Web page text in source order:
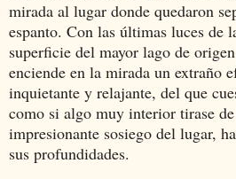
mirada al lugar donde quedaron
espanto. Con las últimas luces de
superficie del mayor lago de
enciende en la mirada un extraño
inquietante y relajante, del que
como si algo muy interior tirase
impresionante sosiego del lugar,
sus profundidades.